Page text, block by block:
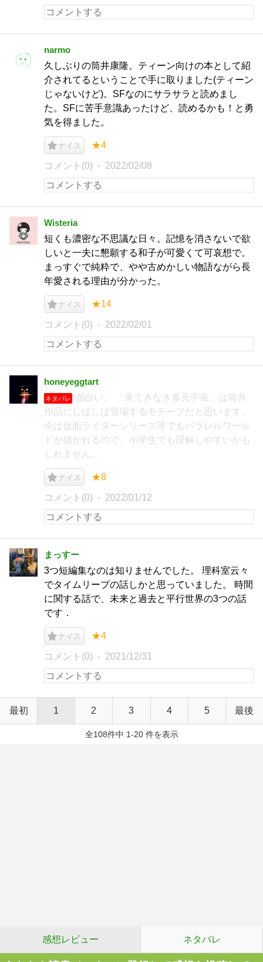
narmo
久しぶりの筒井康隆。ティーン向けの本として紹
介されてるということで手に取りました(ティーン
じゃないけど)。SFなのにサラサラと読めまし
た。SFに苦手意識あったけど、読めるかも！と勇
気を得ました。
ナイス ★4
コメント(0) 2022/02/08
Wisteria
短くも濃密な不思議な日々。記憶を消さないで欲
しいと一夫に懇願する和子が可愛くて可哀想で。
まっすぐで純粋で、やや古めかしい物語ながら長
年愛される理由が分かった。
ナイス ★14
コメント(0) 2022/02/01
honeyeggtart
ネタバレ
面白い。 「果てきなき多元宇宙」は筒井
作品にしばしば登場するモチーフだと思います。
今は仮面ライダーシリーズ等でもパラレルワール
ドが描かれるので、小学生でも理解しやすいかも
しれません。
ナイス ★8
コメント(0) 2022/01/12
まっすー
3つ短編集なのは知りませんでした。 理科室云々
でタイムリープの話しかと思っていました。 時間
に関する話で、未来と過去と平行世界の3つの話
です．
ナイス ★4
コメント(0) 2021/12/31
最初 1 2 3 4 5 最後
全108件中 1-20 件を表示
感想レビュー ネタバレ